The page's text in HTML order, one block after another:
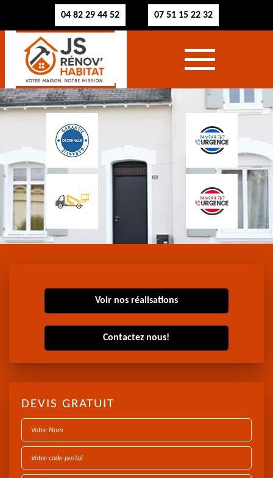
04 82 29 44 52 - 07 51 15 22 32
Voir nos réalisations
Contactez nous!
DEVIS GRATUIT